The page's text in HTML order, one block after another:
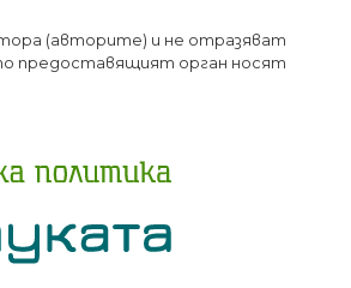
(авторите) и не отразяват
предоставящият орган носят